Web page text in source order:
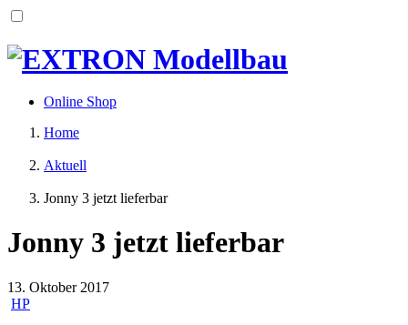
Skip
content
Online Shop
Home
Aktuell
Jonny 3 jetzt lieferbar
Jonny 3 jetzt lieferbar
13. Oktober 2017
HP